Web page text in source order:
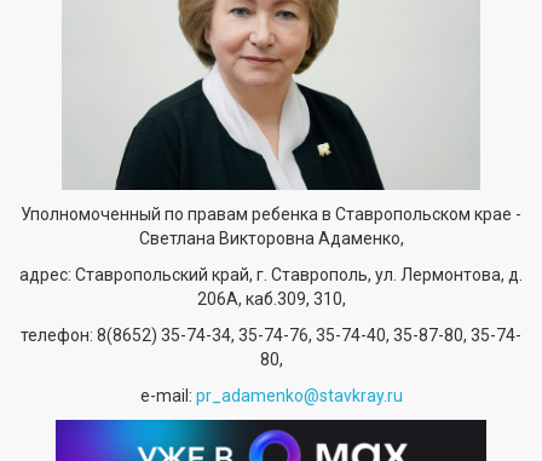
Уполномоченный по правам ребенка в Ставропольском крае -
Светлана Викторовна Адаменко,
адрес: Ставропольский край, г. Ставрополь, ул. Лермонтова, д.
206А, каб.309, 310,
телефон: 8(8652) 35-74-34, 35-74-76, 35-74-40, 35-87-80, 35-74-
80,
е-mail: pr_adamenko@stavkray.ru